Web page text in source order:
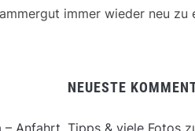
immer wieder neu zu
NEUESTE
– Anfahrt, Tipps & viele Fotos